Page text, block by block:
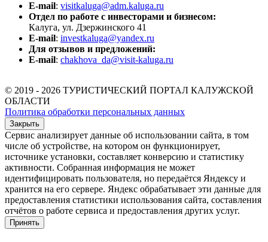
E-mail: visitkaluga@adm.kaluga.ru
Отдел по работе с инвесторами и бизнесом:
Калуга, ул. Дзержинского 41
E-mail: investkaluga@yandex.ru
Для отзывов и предложений:
E-mail: chakhova_da@visit-kaluga.ru
© 2019 - 2026 ТУРИСТИЧЕСКИЙ ПОРТАЛ КАЛУЖСКОЙ
ОБЛАСТИ
Политика обработки персональных данных
Закрыть
Сервис анализирует данные об использовании сайта, в том
числе об устройстве, на котором он функционирует,
источнике установки, составляет конверсию и статистику
активности. Собранная информация не может
идентифицировать пользователя, но передаётся Яндексу и
хранится на его сервере. Яндекс обрабатывает эти данные для
предоставления статистики использования сайта, составления
отчётов о работе сервиса и предоставления других услуг.
Принять